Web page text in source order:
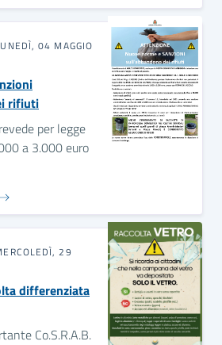
04 MAGGIO
rifiuti
per legge
a 3.000 euro
29
differenziata
Co.S.R.A.B.